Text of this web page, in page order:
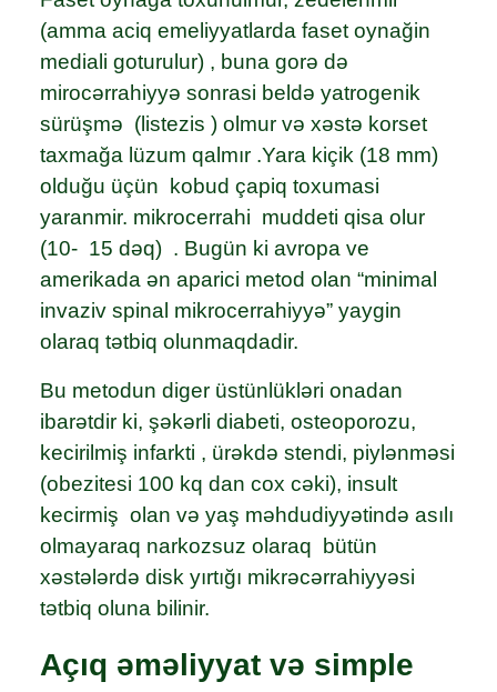
(amma aciq emeliyyatlarda faset oynağin
mediali goturulur) , buna gorə də
mirocərrahiyyə sonrasi beldə yatrogenik
sürüşmə (listezis ) olmur və xəstə korset
taxmağa lüzum qalmır .Yara kiçik (18 mm)
olduğu üçün kobud çapiq toxumasi
yaranmir. mikrocerrahi muddeti qisa olur
(10- 15 dəq) . Bugün ki avropa ve
amerikada ən aparici metod olan “minimal
invaziv spinal mikrocerrahiyyə” yaygin
olaraq tətbiq olunmaqdadir.
Bu metodun diger üstünlükləri onadan
ibarətdir ki, şəkərli diabeti, osteoporozu,
kecirilmiş infarkti , ürəkdə stendi, piylənməsi
(obezitesi 100 kq dan cox cəki), insult
kecirmiş olan və yaş məhdudiyyətində asılı
olmayaraq narkozsuz olaraq bütün
xəstələrdə disk yırtığı mikrəcərrahiyyəsi
tətbiq oluna bilinir.
Açıq əməliyyat və simple